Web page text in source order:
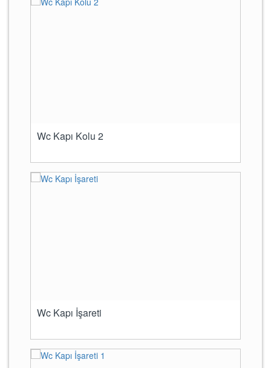
Wc Kapı Kolu 2
Wc Kapı İşareti